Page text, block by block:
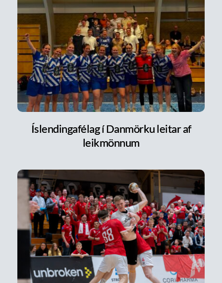
Íslendingafélag í Danmörku leitar af
leikmönnum